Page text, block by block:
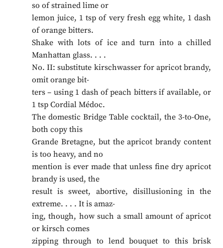
so of strained lime or
lemon juice, 1 tsp of very fresh egg white, 1 dash
of orange bitters.
Shake with lots of ice and turn into a chilled
Manhattan glass. . . .
No. II: substitute kirschwasser for apricot brandy,
omit orange bit-
ters – using 1 dash of peach bitters if available, or
1 tsp Cordial Médoc.
The domestic Bridge Table cocktail, the 3-to-One,
both copy this
Grande Bretagne, but the apricot brandy content
is too heavy, and no
mention is ever made that unless fine dry apricot
brandy is used, the
result is sweet, abortive, disillusioning in the
extreme. . . . It is amaz-
ing, though, how such a small amount of apricot
or kirsch comes
zipping through to lend bouquet to this brisk